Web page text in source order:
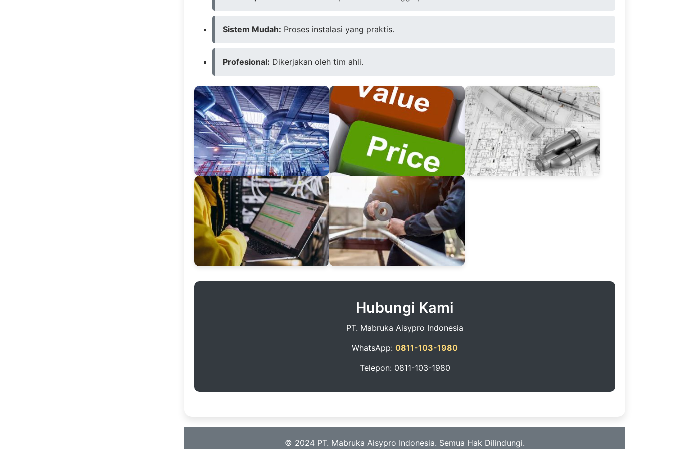
Sistem Mudah: Proses instalasi yang praktis.
Profesional: Dikerjakan oleh tim ahli.
Hubungi Kami
PT. Mabruka Aisypro Indonesia
WhatsApp: 0811-103-1980
Telepon: 0811-103-1980
© 2024 PT. Mabruka Aisypro Indonesia. Semua Hak Dilindungi.